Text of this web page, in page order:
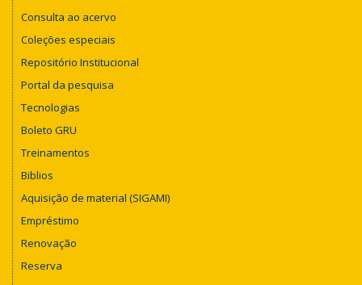
Consulta ao acervo
Coleções especiais
Repositório Institucional
Portal da pesquisa
Tecnologias
Boleto GRU
Treinamentos
Biblios
Aquisição de material (SIGAMI)
Empréstimo
Renovação
Reserva